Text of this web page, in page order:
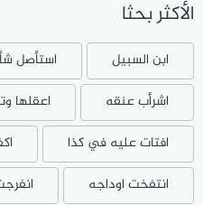
الأكثر بحثا
ابن السبيل استأصل
اشرأب عنقه
اعقلها
افتات عليه في كذا
انتفخت اوداجه